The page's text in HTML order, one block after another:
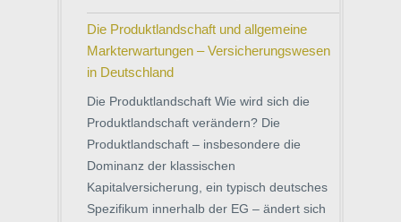
Die Produktlandschaft und allgemeine
Markterwartungen – Versicherungswesen
in Deutschland
Die Produktlandschaft Wie wird sich die
Produktlandschaft verändern? Die
Produktlandschaft – insbesondere die
Dominanz der klassischen
Kapitalversicherung, ein typisch deutsches
Spezifikum innerhalb der EG – ändert sich